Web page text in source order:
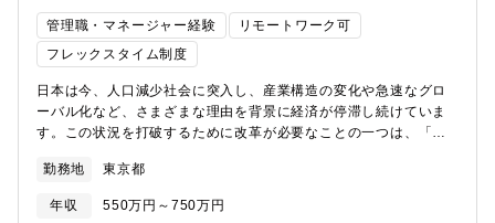
務）・個人会員からの問い合わせに対して、メール／電話による
サポートを提供 －メール対応（一次対応／二次対応） －電話
対応（一次対応／二次対応）・問い合わせに関連した社内折衝、
他事業部門との連携●オペレーション改善・品質管理・SLA・KPI
のモニタリングと改善提案・オペレーションフローの分析と改善
施策の企画・実装また、ご経験やご意向に応じて、ゆくゆくは下
記のような業務にも携わっていただく可能性があります。・
言・活用推進・品質向上・生産性向上を目的としたTech導入施策
の企画立案／実施・カスタマーマーケティング部門や事業企画部
管理職・マネージャー経験
リモートワーク可
フレックスタイム制度
日本は今、人口減少社会に突入し、産業構造の変化や急速なグロ
ーバル化など、さまざまな理由を背景に経済が停滞し続けていま
す。この状況を打破するために改革が必要なことの一つは、「働
伴い、ビジネス環境はいともたやすく変化します。企業は、不確
実で複雑性が高い環境下で変化し続けなければ生き残っていけま
せん。企業の経営環境の移り変わりにより、個人の「働き方」を
勤務地 東京都
年収 550万円～750万円